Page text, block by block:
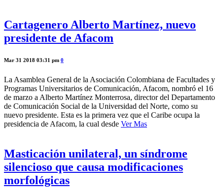
Cartagenero Alberto Martínez, nuevo
presidente de Afacom
Mar 31 2018 03:31 pm 0
La Asamblea General de la Asociación Colombiana de Facultades y
Programas Universitarios de Comunicación, Afacom, nombró el 16
de marzo a Alberto Martínez Monterrosa, director del Departamento
de Comunicación Social de la Universidad del Norte, como su
nuevo presidente. Esta es la primera vez que el Caribe ocupa la
presidencia de Afacom, la cual desde Ver Mas
Masticación unilateral, un síndrome
silencioso que causa modificaciones
morfológicas